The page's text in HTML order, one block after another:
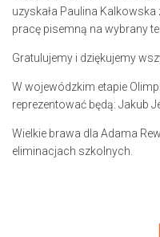
uzyskała Paulina
pracę pisemną na wybrany
Gratulujemy i dziękujemy
W wojewódzkim etapie
reprezentować będą: Jakub
Wielkie brawa dla Adama
eliminacjach szkolnych.